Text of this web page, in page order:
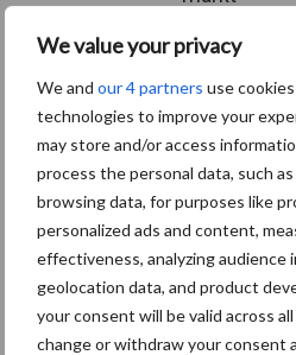
We value your privacy
We and our 4 partners use
technologies to improve your
may store and/or access
process the personal data, such
browsing data, for purposes like
personalized ads and content,
effectiveness, analyzing audience
geolocation data, and product
your consent will be valid across
change or withdraw your consent
Themapagina's
Diergezondheid
Bedrijfsnieuws